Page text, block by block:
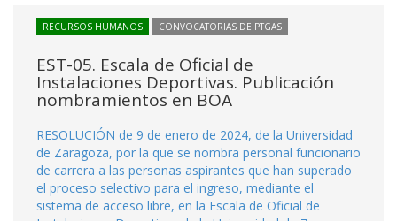
RECURSOS HUMANOS CONVOCATORIAS DE PTGAS
EST-05. Escala de Oficial de
Instalaciones Deportivas. Publicación
nombramientos en BOA
RESOLUCIÓN de 9 de enero de 2024, de la Universidad
de Zaragoza, por la que se nombra personal funcionario
de carrera a las personas aspirantes que han superado
el proceso selectivo para el ingreso, mediante el
sistema de acceso libre, en la Escala de Oficial de